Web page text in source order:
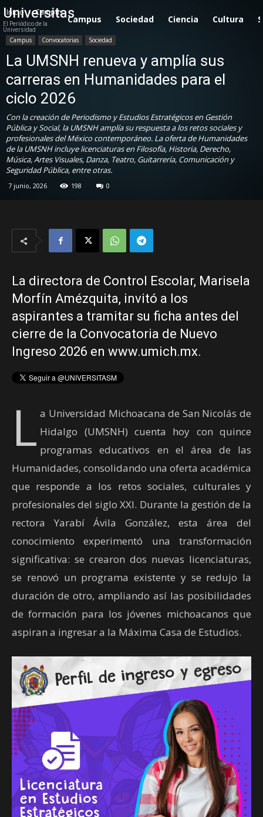
Universitas
El Periódico de la
Universidad
Campus Sociedad Ciencia Cultura
Inicio Campus
Campus Convocatorias Sociedad
La UMSNH renueva y amplía sus
carreras en Humanidades para el
ciclo 2026
Con la creación de Periodismo y Estudios Estratégicos en Gestión
Pública y Social, la UMSNH amplía su respuesta a los retos sociales y
profesionales del México contemporáneo. La oferta de Humanidades
de la UMSNH incluye licenciaturas en Filosofía, Historia, Derecho,
Música, Artes Visuales, Danza, Teatro, Guitarrería, Comunicación y
Seguridad Pública, entre otras.
7 junio, 2026 198 0
La directora de Control Escolar, Marisela
Morfín Amézquita, invitó a los
aspirantes a tramitar su ficha antes del
cierre de la Convocatoria de Nuevo
Ingreso 2026 en www.umich.mx.
L a Universidad Michoacana de San Nicolás de
Hidalgo (UMSNH) cuenta hoy con quince
programas educativos en el área de las
Humanidades, consolidando una oferta académica
que responde a los retos sociales, culturales y
profesionales del siglo XXI. Durante la gestión de la
rectora Yarabí Ávila González, esta área del
conocimiento experimentó una transformación
significativa: se crearon dos nuevas licenciaturas,
se renovó un programa existente y se redujo la
duración de otro, ampliando así las posibilidades
de formación para los jóvenes michoacanos que
aspiran a ingresar a la Máxima Casa de Estudios.